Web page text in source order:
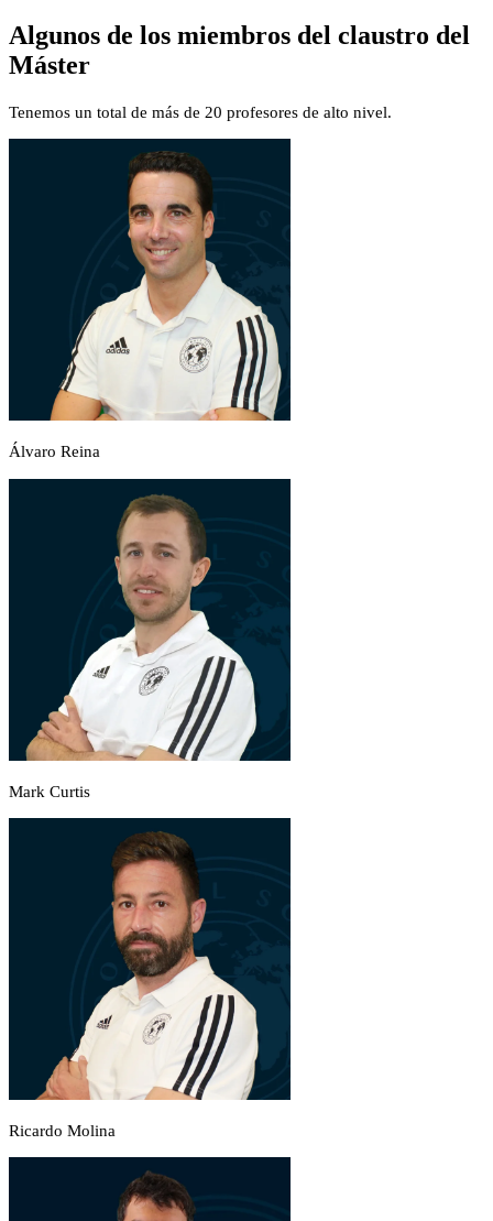
Algunos de los miembros del claustro del
Máster
Tenemos un total de más de 20 profesores de alto nivel.
Álvaro Reina
Mark Curtis
Ricardo Molina